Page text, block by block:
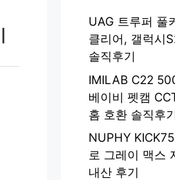
UAG 트루퍼 풀
클리어, 갤럭시
솔직후기
IMILAB C22
베이비 펫캠
홈 호환 솔직후
NUPHY
로 그레이 맥스
내산 후기